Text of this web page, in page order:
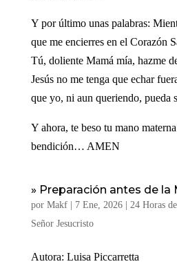
Y por último unas palabras:
que me encierres en el Corazón
Tú, doliente Mamá mía, hazme
Jesús no me tenga que echar
que yo, ni aun queriendo, pueda
Y ahora, te beso tu mano
bendición… AMEN
» Preparación antes de la
por Makf| 7 Ene, 2026| 24 Horas
Señor Jesucristo
Autora: Luisa Piccarretta